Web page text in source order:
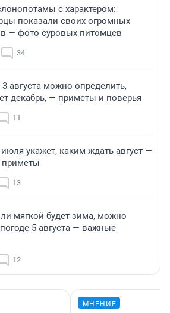
с характером:
показали своих огромных
— фото суровых питомцев
34
августа можно определить,
декабрь, — приметы и поверья
11
укажет, каким ждать август —
приметы
13
мягкой будет зима, можно
5 августа — важные
12
МНЕНИЕ